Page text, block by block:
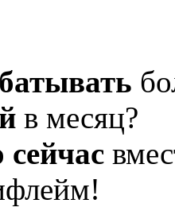
в месяц?